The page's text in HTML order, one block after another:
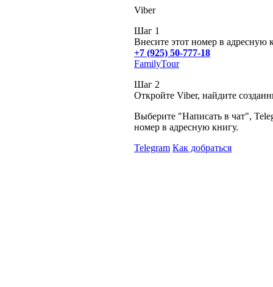
Viber
Шаг 1
Внесите этот номер в адресную
+7 (925) 50-777-18
FamilyTour
Шаг 2
Откройте Viber, найдите
Выберите "Написать в чат",
номер в адресную книгу.
Telegram Как добраться